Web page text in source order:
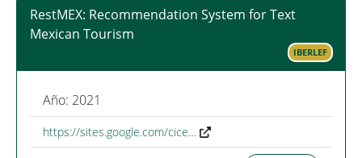
RestMEX: Recommendation System for Text
Mexican Tourism
IBERLEF
Año: 2021
https://sites.google.com/cice…